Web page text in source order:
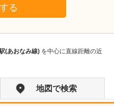
る
(あおなみ線) を中心に直線距離の近
地図で検索